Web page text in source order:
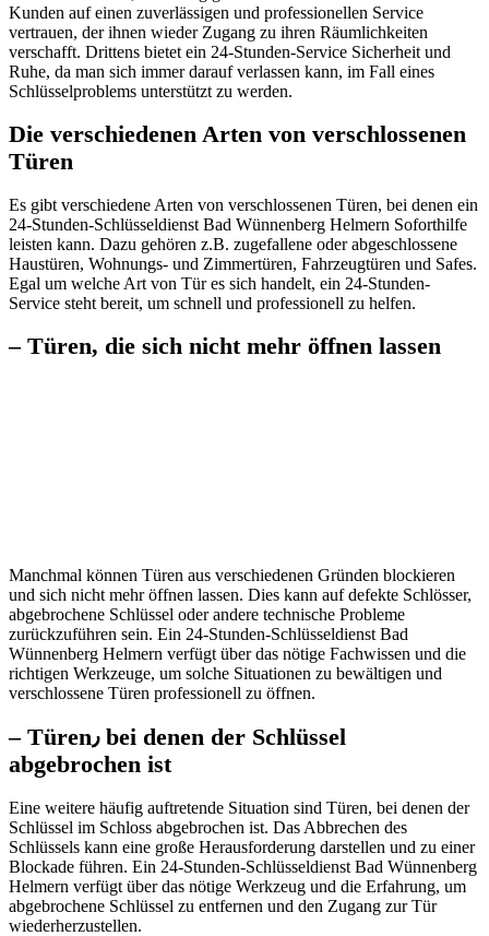
Kunden auf einen zuverlässigen und professionellen Service
vertrauen, der ihnen wieder Zugang zu ihren Räumlichkeiten
verschafft.​ Drittens bietet ein 24-Stunden-Service Sicherheit und
Ruhe, da man sich immer darauf verlassen kann, im Fall eines
Schlüsselproblems unterstützt zu werden.​
Die verschiedenen Arten von verschlossenen
Türen
Es gibt verschiedene Arten von verschlossenen Türen, bei denen ein
24-Stunden-Schlüsseldienst Bad Wünnenberg Helmern Soforthilfe
leisten kann.​ Dazu gehören z.B. zugefallene oder abgeschlossene
Haustüren, Wohnungs- und Zimmertüren, Fahrzeugtüren und Safes.​
Egal um welche Art von Tür es sich handelt, ein 24-Stunden-
Service steht bereit, um schnell und professionell zu helfen.
– Türen, die sich nicht mehr öffnen lassen
Manchmal können Türen aus verschiedenen Gründen blockieren
und sich nicht mehr öffnen lassen.​ Dies kann auf defekte Schlösser,
abgebrochene Schlüssel oder andere technische Probleme
zurückzuführen sein.​ Ein 24-Stunden-Schlüsseldienst Bad
Wünnenberg Helmern verfügt über das nötige Fachwissen und die
richtigen Werkzeuge, um solche Situationen zu bewältigen und
verschlossene Türen professionell zu öffnen.​
– Türen٫ bei denen der Schlüssel
abgebrochen ist
Eine weitere häufig auftretende Situation sind Türen, bei denen der
Schlüssel im Schloss abgebrochen ist.​ Das Abbrechen des
Schlüssels kann eine große Herausforderung darstellen und zu einer
Blockade führen.​ Ein 24-Stunden-Schlüsseldienst Bad Wünnenberg
Helmern verfügt über das nötige Werkzeug und die Erfahrung, um
abgebrochene Schlüssel zu entfernen und den Zugang zur Tür
wiederherzustellen.​